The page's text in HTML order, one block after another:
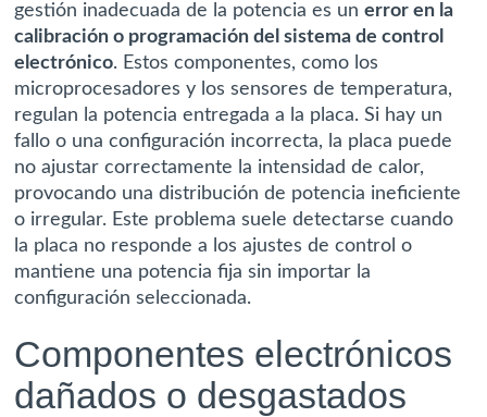
gestión inadecuada de la potencia es unerror en la
calibración o programación del sistema de control
electrónico. Estos componentes, como los
microprocesadores y los sensores de temperatura,
regulan la potencia entregada a la placa. Si hay un
fallo o una configuración incorrecta, la placa puede
no ajustar correctamente la intensidad de calor,
provocando una distribución de potencia ineficiente
o irregular. Este problema suele detectarse cuando
la placa no responde a los ajustes de control o
mantiene una potencia fija sin importar la
configuración seleccionada.
Componentes electrónicos
dañados o desgastados